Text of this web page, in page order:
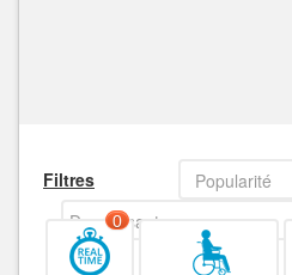
Filtres
Popularité
Decroissant
0